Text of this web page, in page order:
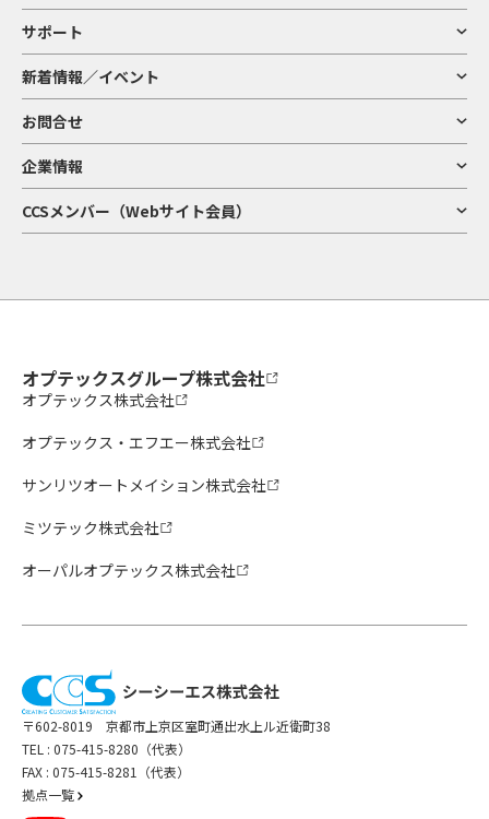
サポート
新着情報／イベント
お問合せ
企業情報
CCSメンバー（Webサイト会員）
オプテックスグループ株式会社
オプテックス株式会社
オプテックス・エフエー株式会社
サンリツオートメイション株式会社
ミツテック株式会社
オーパルオプテックス株式会社
〒602-8019 京都市上京区室町通出水上ル近衛町38
TEL : 075-415-8280（代表）
FAX : 075-415-8281（代表）
拠点一覧